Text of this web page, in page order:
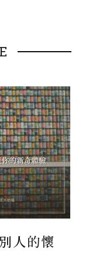
人的懷